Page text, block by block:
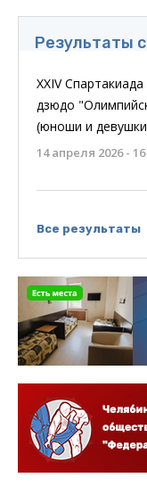
Результаты
XXIV
дзюдо
(юноши и
14 апреля 2026 -
Все результаты